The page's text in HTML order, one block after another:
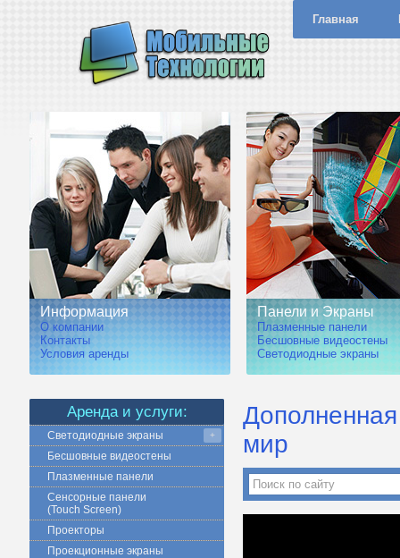
Главная
Панели и Экраны
Плазменные панели
Бесшовные видеостены
Светодиодные экраны
Информация
О компании
Контакты
Условия аренды
Аренда и услуги:
+
Светодиодные экраны
Бесшовные видеостены
Плазменные панели
Сенсорные панели
(Touch Screen)
Проекторы
Проекционные экраны
мир